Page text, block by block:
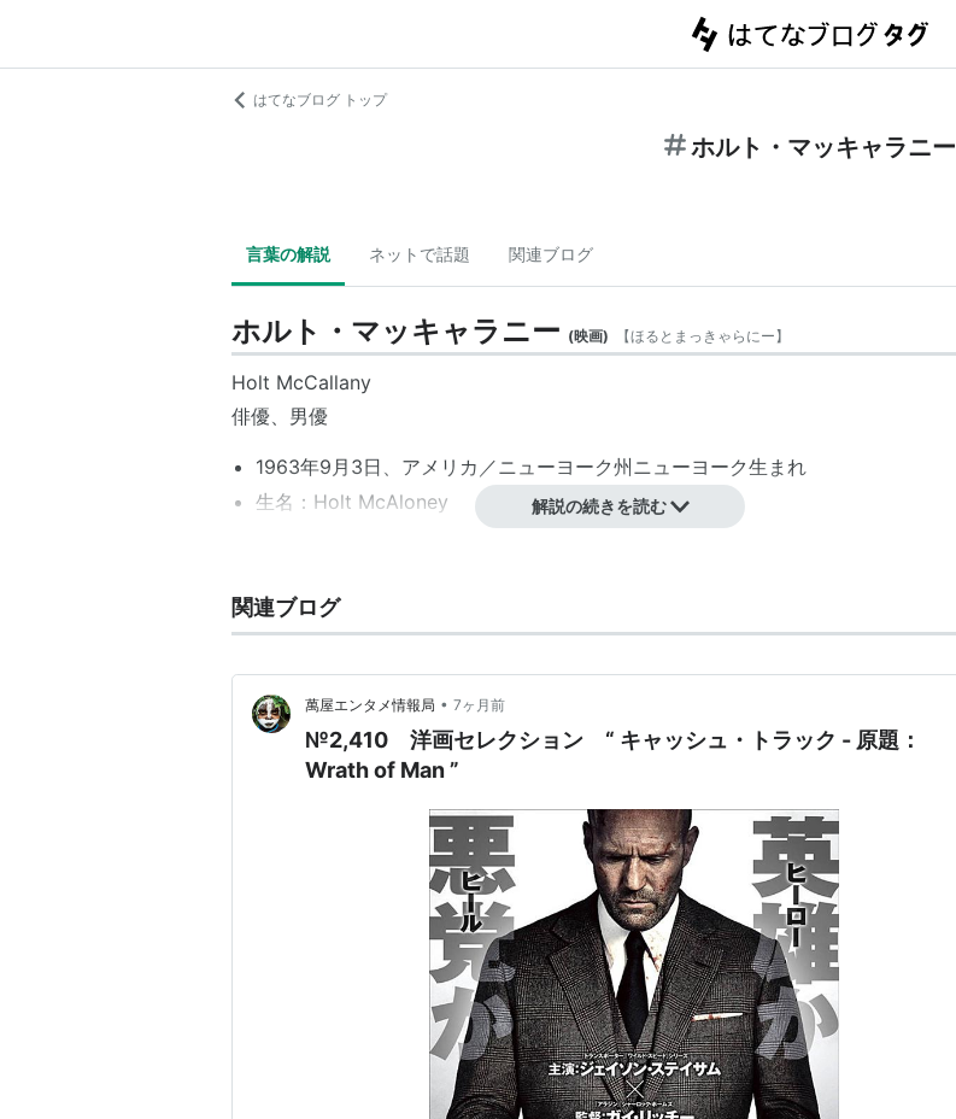
はてなブログ トップ
ホルト・マッキャラニー
言葉の解説 ネットで話題 関連ブログ
ホルト・マッキャラニー (映画) 【ほるとまっきゃらにー】
Holt McCallany
俳優、男優
1963年9月3日、アメリカ／ニューヨーク州ニューヨーク生まれ
生名：Holt McAloney
主な作品
ブラッド・スローン（2017） 出演
モンスタートラック（2016）＜未＞ 出演
ジャック・リーチャー NEVER GO BACK
（2016） 出演
ハドソン川の奇跡（2016） 出演
（2015） 出演
（2015） 出演
（2015） 出演
ゴールデン・ボーイ 若きNY市警本部長（2013）＜TV＞ 出演
（2012）＜未＞ 出演
（2012） 出演
L.A. ギャング ストーリー（2012） 出演
LAW & ORDER： 性犯罪特捜班（シーズン13）（2011-2012）＜TV＞ ゲスト出演
（2010）＜未＞ 出演
解説の続きを読む
関連ブログ
萬屋エンタメ情報局 • 7ヶ月前
№2,410 洋画セレクション “ キャッシュ・トラック - 原題：
Wrath of Man ”